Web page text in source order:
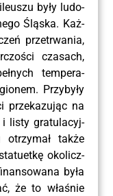
były ludo­
Ślą­ska. Każ­
prze­trwa­nia,
cza­sach,
tem­pe­ra­
Przy­by­ły
prze­ka­zu­jąc na
i listy gra­tu­la­cyj­
otrzy­mał tak­że
oko­licz­
była
że to wła­śnie